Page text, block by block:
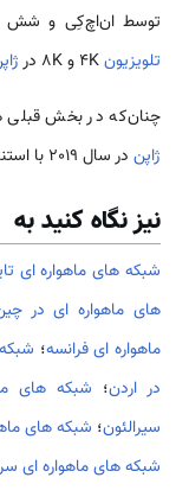
توسط ان‌اچ‌کِی و شش شرکت
تلویزیون
چنان‌که در بخش قبلی
ژاپن در سال 2019 با استناد به کتاب «آمار
نیز نگاه کنید به
شبکه های ماهواره ای
های ماهواره ای در
ماهواره ای فرانسه؛
در اردن؛ شبکه های
سیرالئون؛ شبکه های
شبکه های ماهواره ای